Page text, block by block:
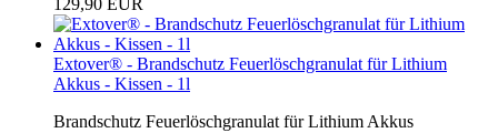
Extover® - Brandschutz Feuerlöschgranulat für Lithium
Akkus - Kissen - 1l
Brandschutz Feuerlöschgranulat für Lithium Akkus